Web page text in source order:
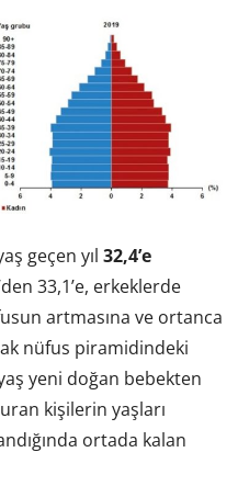
geçen yıl 32,4’e
33,1’e, erkeklerde
artmasına ve ortanca
nüfus piramidindeki
yeni doğan bebekten
kişilerin yaşları
ortada kalan